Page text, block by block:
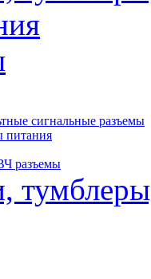
сигнальные разъемы
питания
разъемы